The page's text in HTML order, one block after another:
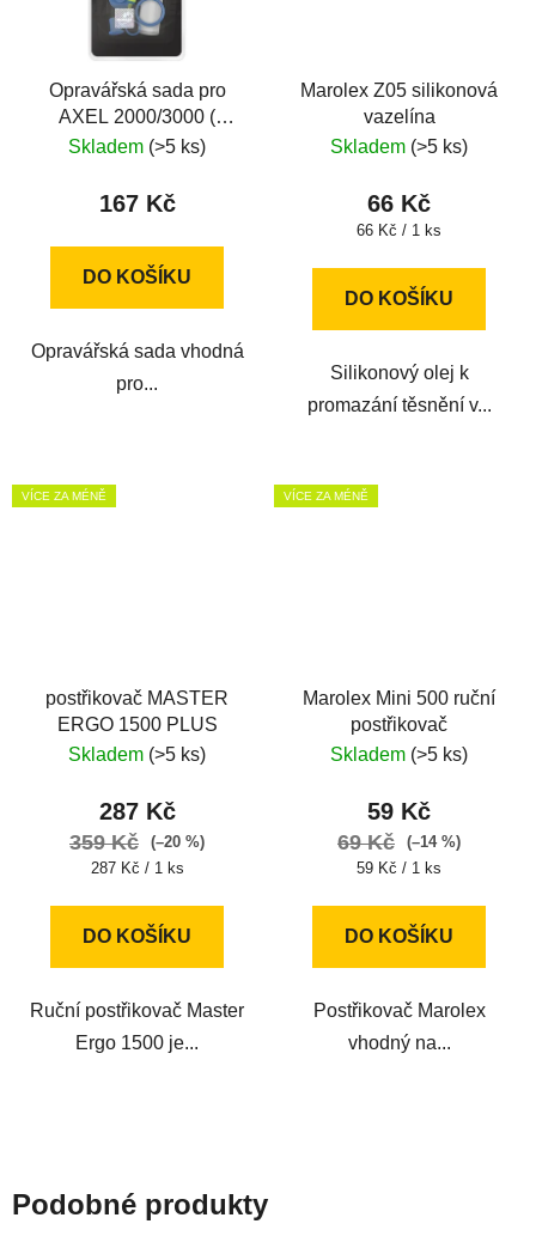
Opravářská sada pro
AXEL 2000/3000 (
Z08eA )
Skladem (>5 ks)
167 Kč
DO KOŠÍKU
Opravářská sada vhodná
pro...
Marolex Z05 silikonová
vazelína
Skladem (>5 ks)
66 Kč
Měrná
66 Kč / 1 ks
DO KOŠÍKU
Silikonový olej k
promazání těsnění v...
VÍCE ZA MÉNĚ
postřikovač MASTER
ERGO 1500 PLUS
Skladem (>5 ks)
287 Kč
359 Kč
(–20 %)
Měrná
287 Kč / 1 ks
DO KOŠÍKU
Ruční postřikovač Master
Ergo 1500 je...
VÍCE ZA MÉNĚ
Marolex Mini 500 ruční
postřikovač
Skladem (>5 ks)
59 Kč
69 Kč
(–14 %)
Měrná
59 Kč / 1 ks
DO KOŠÍKU
Postřikovač Marolex
vhodný na...
Podobné produkty